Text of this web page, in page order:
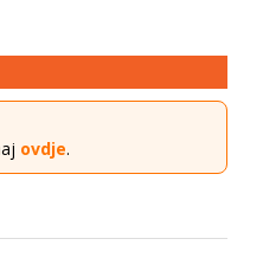
ovdje.